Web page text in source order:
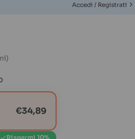
Accedi / Registrati
0 in modalità modale
€34,89
Risparmi 10%